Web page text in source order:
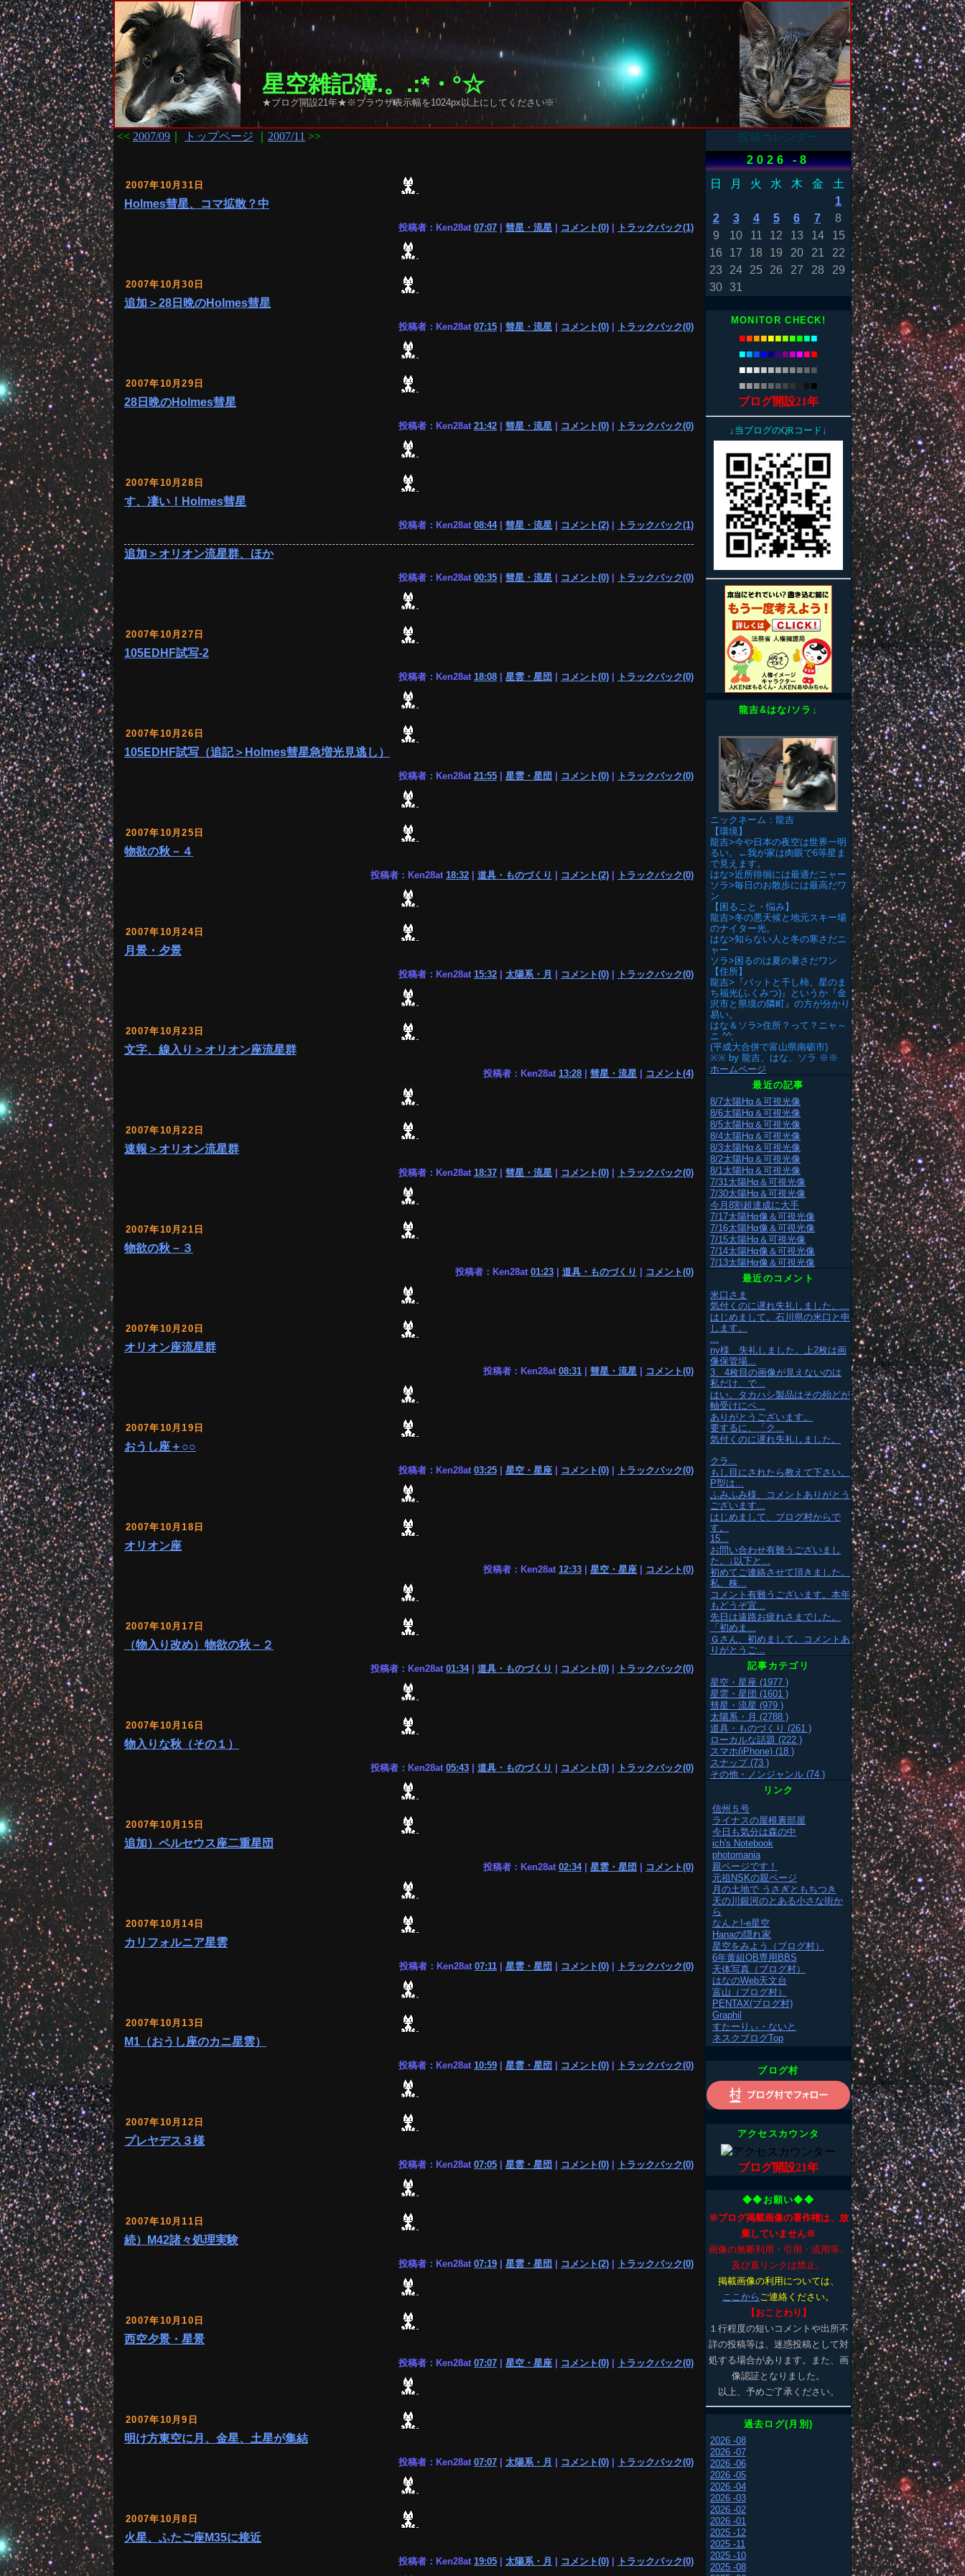
星空雑記簿.。.:*・°☆
★ブログ開設21年★※ブラウザ表示幅を1024px以上にしてください※
<< 2007/09 トップページ 2007/11 >>
2007年10月31日
Holmes彗星、コマ拡散？中
投稿者：Ken28at 07:07 彗星・流星 コメント(0) トラックバック(1)
2007年10月30日
追加＞28日晩のHolmes彗星
投稿者：Ken28at 07:15 彗星・流星 コメント(0) トラックバック(0)
2007年10月29日
28日晩のHolmes彗星
投稿者：Ken28at 21:42 彗星・流星 コメント(0) トラックバック(0)
2007年10月28日
す、凄い！Holmes彗星
投稿者：Ken28at 08:44| 彗星・流星 コメント(2) トラックバック(1)
追加＞オリオン流星群、ほか
投稿者：Ken28at 00:35 彗星・流星 コメント(0) トラックバック(0)
2007年10月27日
105EDHF試写-2
投稿者：Ken28at 18:08 星雲・星団 コメント(0) トラックバック(0)
2007年10月26日
105EDHF試写（追記＞Holmes彗星急増光見逃し）
投稿者：Ken28at 21:55 星雲・星団 コメント(0) トラックバック(0)
2007年10月25日
物欲の秋－４
投稿者：Ken28at 18:32 道具・ものづくり コメント(2) トラックバック(0)
2007年10月24日
月景・夕景
投稿者：Ken28at 15:32 太陽系・月 コメント(0) トラックバック(0)
2007年10月23日
文字、線入り＞オリオン座流星群
投稿者：Ken28at 13:28 彗星・流星 コメント(4)
2007年10月22日
速報＞オリオン流星群
投稿者：Ken28at 18:37 彗星・流星 コメント(0) トラックバック(0)
2007年10月21日
物欲の秋－３
投稿者：Ken28at 01:23 道具・ものづくり コメント(0)
2007年10月20日
オリオン座流星群
投稿者：Ken28at 08:31 彗星・流星 コメント(0)
2007年10月19日
おうし座＋○○
投稿者：Ken28at 03:25 星空・星座 コメント(0) トラックバック(0)
2007年10月18日
オリオン座
投稿者：Ken28at 12:33 星空・星座 コメント(0)
2007年10月17日
（物入り改め）物欲の秋－２
投稿者：Ken28at 01:34| 道具・ものづくり コメント(0) トラックバック(0)
2007年10月16日
物入りな秋（その１）
投稿者：Ken28at 05:43 道具・ものづくり コメント(3) トラックバック(0)
2007年10月15日
追加）ペルセウス座二重星団
投稿者：Ken28at 02:34| 星雲・星団 コメント(0)
2007年10月14日
カリフォルニア星雲
投稿者：Ken28at 07:11 星雲・星団 コメント(0) トラックバック(0)
2007年10月13日
M1（おうし座のカニ星雲）
投稿者：Ken28at 10:59 星雲・星団 コメント(0) トラックバック(0)
2007年10月12日
プレヤデス３様
投稿者：Ken28at 07:05 星雲・星団 コメント(0) トラックバック(0)
2007年10月11日
続）M42諸々処理実験
投稿者：Ken28at 07:19 星雲・星団 コメント(2) トラックバック(0)
2007年10月10日
西空夕景・星景
投稿者：Ken28at 07:07 星空・星座 コメント(0) トラックバック(0)
2007年10月9日
明け方東空に月、金星、土星が集結
投稿者：Ken28at 07:07 太陽系・月 コメント(0) トラックバック(0)
2007年10月8日
火星、ふたご座M35に接近
投稿者：Ken28at 19:05 太陽系・月 コメント(0) トラックバック(0)
投稿カレンダー
2026 -8
日
月 火 水 木 金
土
1
2
3 4 5 6 7
8
9
10 11 12 13 14
15
16
17 18 19 20 21
22
23
24 25 26 27 28
29
30 31
MONITOR CHECK!
■■■■■■■■■■■
■■■■■■■■■■■
■■■■■■■■■■■
■■■■■■■■ ■■
ブログ開設21年
↓当ブログのQRコード↓
龍吉&はな/ソラ↓
ニックネーム：龍吉
【環境】
龍吉>今や日本の夜空は世界一明
るい。←我が家は肉眼で6等星ま
で見えます。
はな>近所徘徊には最適だニャー
ソラ>毎日のお散歩には最高だワ
ン
【困ること・悩み】
龍吉>冬の悪天候と地元スキー場
のナイター光。
はな>知らない人と冬の寒さだニ
ャー
ソラ>困るのは夏の暑さだワン
【住所】
龍吉>『バットと干し柿、星のま
ち福光(ふくみつ)』というか『金
沢市と県境の隣町』の方が分かり
易い。
はな＆ソラ>住所？って？ニャ～
ニ ^^;
(平成大合併で富山県南砺市)
※※ by 龍吉、はな、ソラ ※※
ホームページ
最近の記事
8/7太陽Hα＆可視光像
8/6太陽Hα＆可視光像
8/5太陽Hα＆可視光像
8/4太陽Hα＆可視光像
8/3太陽Hα＆可視光像
8/2太陽Hα＆可視光像
8/1太陽Hα＆可視光像
7/31太陽Hα＆可視光像
7/30太陽Hα＆可視光像
今月8割超達成に大手
7/17太陽Hα像＆可視光像
7/16太陽Hα像＆可視光像
7/15太陽Hα＆可視光像
7/14太陽Hα像＆可視光像
7/13太陽Hα像＆可視光像
最近のコメント
米口さま
気付くのに遅れ失礼しました。...
はじめまして。石川県の米口と申
します。
...
ny様 失礼しました。上2枚は画
像保管場...
3、4枚目の画像が見えないのは
私だけ、で...
はい。タカハシ製品はその殆どが
軸受けにベ...
ありがとうございます。
要するに、「ク...
気付くのに遅れ失礼しました。
クラ...
もし目にされたら教えて下さい。
P型は...
ふみふみ様、コメントありがとう
ございます...
はじめまして、ブログ村からで
す。
15...
お問い合わせ有難うございまし
た。↓以下と...
初めてご連絡させて頂きました。
私、株...
コメント有難うございます。本年
もどうぞ宜...
先日は遠路お疲れさまでした。
「初めま...
Ｇさん、初めまして。コメントあ
りがとうご...
記事カテゴリ
星空・星座 (1977 )
星雲・星団 (1601 )
彗星・流星 (979 )
太陽系・月 (2788 )
道具・ものづくり (261 )
ローカルな話題 (222 )
スマホ(iPhone) (18 )
スナップ (73 )
その他・ノンジャンル (74 )
リンク
信州５号
ライナスの屋根裏部屋
今日も気分は森の中
ich's Notebook
photomania
親ページです！
元祖NSKの親ページ
月の土地で うさぎともちつき
天の川銀河のとある小さな街か
ら
なんと!-e星空
Hanaの隠れ家
星空をみよう（ブログ村）
6年黄組OB専用BBS
天体写真（ブログ村）
はなのWeb天文台
富山（ブログ村）
PENTAX(ブログ村)
Graphil
すたーりぃ・ないと
ネスクブログTop
ブログ村
アクセスカウンタ
ブログ開設21年
◆◆お願い◆◆
※ブログ掲載画像の著作権は、放
棄していません※
画像の無断利用・引用・流用等、
及び直リンクは禁止。
掲載画像の利用については、
ここから ご連絡ください。
【おことわり】
１行程度の短いコメントや出所不
詳の投稿等は、迷惑投稿として対
処する場合があります。また、画
像認証となりました。
以上、予めご了承ください。
過去ログ(月別)
2026 -08
2026 -07
2026 -06
2026 -05
2026 -04
2026 -03
2026 -02
2026 -01
2025 -12
2025 -11
2025 -10
2025 -08